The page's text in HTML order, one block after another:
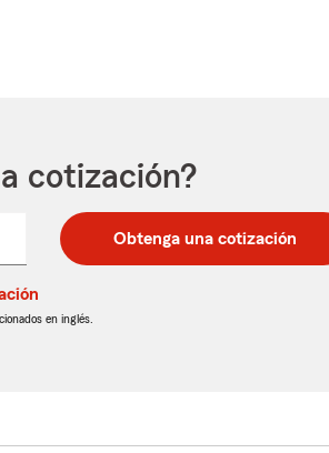
cotización?
Obtenga una cotización
en inglés.